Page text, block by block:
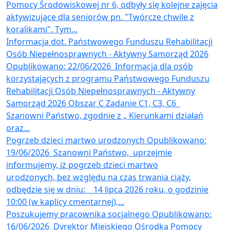
Pomocy Środowiskowej nr 6, odbyły się kolejne zajęcia
aktywizujące dla seniorów pn. "Twórcze chwile z
koralikami". Tym...
Informacja dot. Państwowego Funduszu Rehabilitacji
Osób Niepełnosprawnych - Aktywny Samorząd 2026
Opublikowano: 22/06/2026 ​ Informacja dla osób
korzystających z programu Państwowego Funduszu
Rehabilitacji Osób Niepełnosprawnych - Aktywny
Samorząd 2026 Obszar C Zadanie C1, C3, C6
Szanowni Państwo, zgodnie z „ Kierunkami działań
oraz...
Pogrzeb dzieci martwo urodzonych Opublikowano:
19/06/2026 ​ Szanowni Państwo, uprzejmie
informujemy, iż pogrzeb dzieci martwo
urodzonych, bez względu na czas trwania ciąży,
odbędzie się w dniu: 14 lipca 2026 roku, o godzinie
10:00 (w kaplicy cmentarnej),...
Poszukujemy pracownika socjalnego Opublikowano:
16/06/2026 ​ Dyrektor Miejskiego Ośrodka Pomocy